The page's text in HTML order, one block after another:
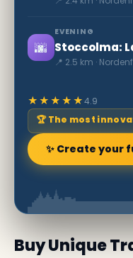
🌆
EVENING
📍 2.5 km ·
★★★★★4.9
🏆 The most
✨ Create your
Buy Unique